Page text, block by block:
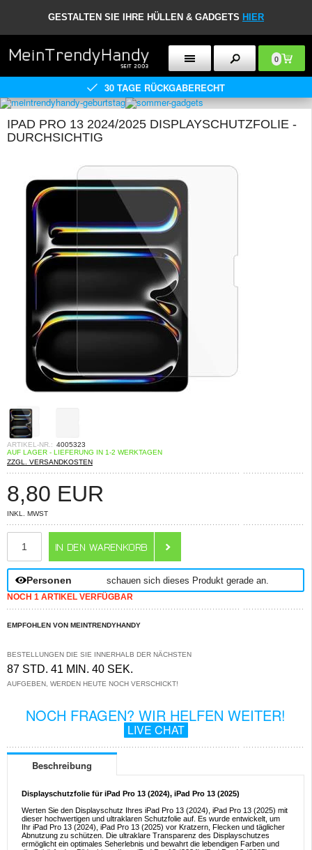
GESTALTEN SIE IHRE HÜLLEN & GADGETS HIER
0
30 TAGE RÜCKGABERECHT
IPAD PRO 13 2024/2025 DISPLAYSCHUTZFOLIE -
DURCHSICHTIG
ARTIKEL-NR.: 4005323
AUF LAGER - LIEFERUNG IN 1-2 WERKTAGEN
ZZGL. VERSANDKOSTEN
8,80 EUR
INKL. MWST
Personen schauen sich dieses Produkt gerade an.
NOCH 1 ARTIKEL VERFÜGBAR
EMPFOHLEN VON MEINTRENDYHANDY
BESTELLUNGEN DIE SIE INNERHALB DER NÄCHSTEN
87 STD. 41 MIN. 40 SEK.
AUFGEBEN, WERDEN HEUTE NOCH VERSCHICKT!
NOCH FRAGEN? WIR HELFEN WEITER!
LIVE CHAT
Beschreibung
Displayschutzfolie für iPad Pro 13 (2024), iPad Pro 13 (2025)
Werten Sie den Displayschutz Ihres iPad Pro 13 (2024), iPad Pro 13 (2025) mit
dieser hochwertigen und ultraklaren Schutzfolie auf. Es wurde entwickelt, um
Ihr iPad Pro 13 (2024), iPad Pro 13 (2025) vor Kratzern, Flecken und täglicher
Abnutzung zu schützen. Die ultraklare Transparenz des Displayschutzes
ermöglicht ein optimales Seherlebnis und bewahrt die lebendigen Farben und